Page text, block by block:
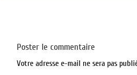
Poster le commentaire
Votre adresse e-mail ne sera pas